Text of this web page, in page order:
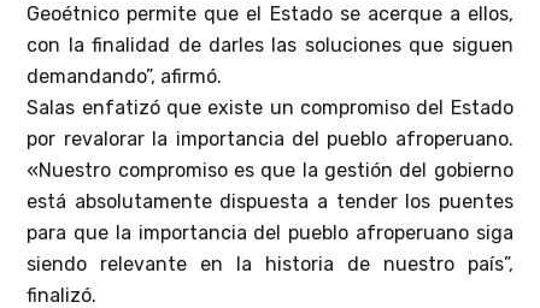
Geoétnico permite que el Estado se acerque a ellos,
con la finalidad de darles las soluciones que siguen
demandando”, afirmó.
Salas enfatizó que existe un compromiso del Estado
por revalorar la importancia del pueblo afroperuano.
«Nuestro compromiso es que la gestión del gobierno
está absolutamente dispuesta a tender los puentes
para que la importancia del pueblo afroperuano siga
siendo relevante en la historia de nuestro país”,
finalizó.